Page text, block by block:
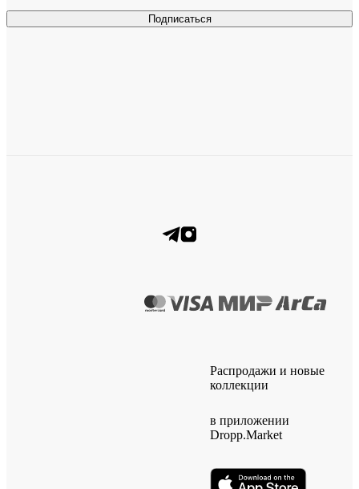
Подписаться
Распродажи и новые
коллекции
в приложении
Dropp.Market